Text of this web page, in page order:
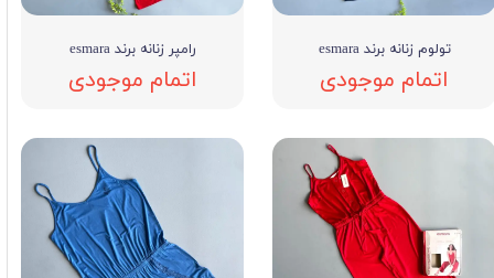
تولوم زنانه برند esmara
اتمام موجودی
رامپر زنانه برند esmara
اتمام موجودی